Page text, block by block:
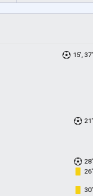
15', 37'
21'
28'
26'
30'